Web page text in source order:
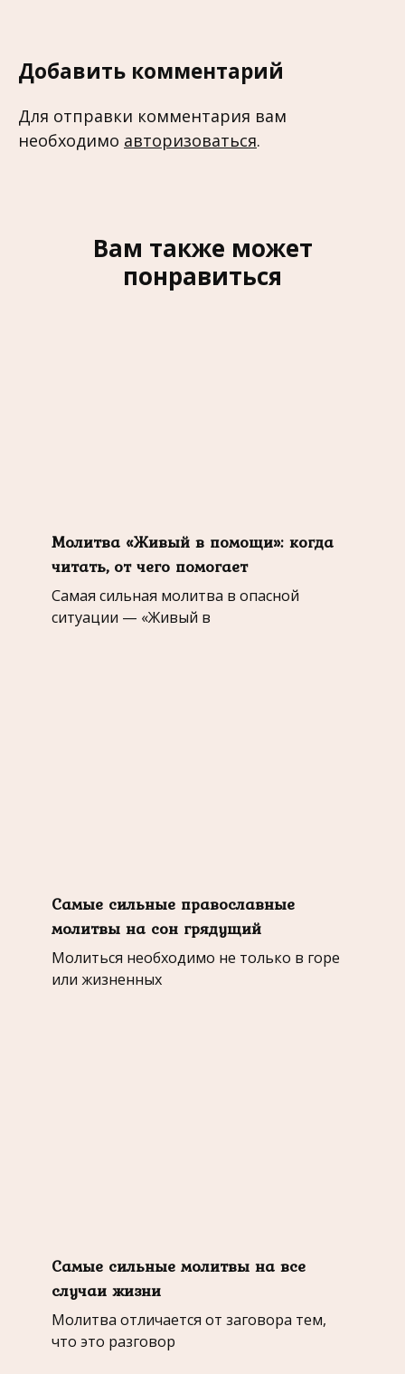
Добавить комментарий
Для отправки комментария вам
необходимо авторизоваться.
Вам также может
понравиться
Молитва «Живый в помощи»: когда
читать, от чего помогает
Самая сильная молитва в опасной
ситуации — «Живый в
Самые сильные православные
молитвы на сон грядущий
Молиться необходимо не только в горе
или жизненных
Самые сильные молитвы на все
случаи жизни
Молитва отличается от заговора тем,
что это разговор